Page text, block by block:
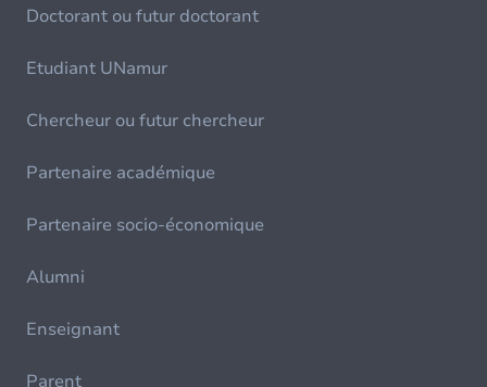
Doctorant ou futur doctorant
Etudiant UNamur
Chercheur ou futur chercheur
Partenaire académique
Partenaire socio-économique
Alumni
Enseignant
Parent